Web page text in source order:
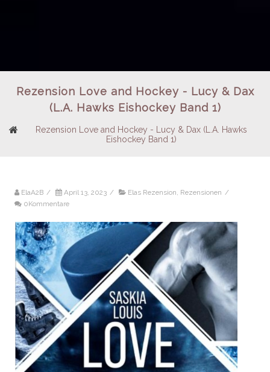
Rezension Love and Hockey - Lucy & Dax
(L.A. Hawks Eishockey Band 1)
Rezension Love and Hockey - Lucy & Dax (L.A. Hawks
Eishockey Band 1)
ElaA2B / April 13, 2023 / Elas Rezension Rezensionen /
0Kommentare